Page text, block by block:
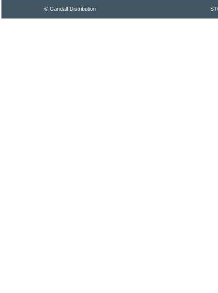
© Gandalf Distribution